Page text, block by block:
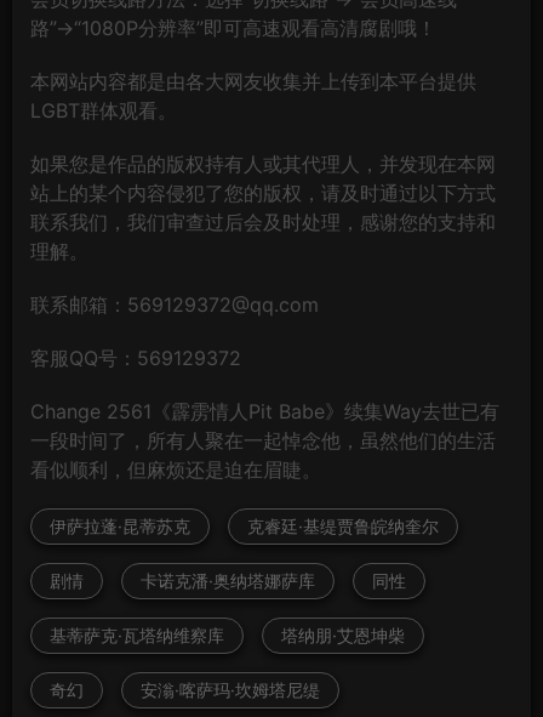
路”→“1080P分辨率”即可高速观看高清腐剧哦！
本网站内容都是由各大网友收集并上传到本平台提供
LGBT群体观看。
如果您是作品的版权持有人或其代理人，并发现在本网
站上的某个内容侵犯了您的版权，请及时通过以下方式
联系我们，我们审查过后会及时处理，感谢您的支持和
理解。
联系邮箱：569129372@qq.com
客服QQ号：569129372
Change 2561《霹雳情人Pit Babe》续集Way去世已有
一段时间了，所有人聚在一起悼念他，虽然他们的生活
看似顺利，但麻烦还是迫在眉睫。
伊萨拉蓬·昆蒂苏克 克睿廷·基缇贾鲁皖纳奎尔
剧情 卡诺克潘·奥纳塔娜萨库 同性
基蒂萨克·瓦塔纳维察库 塔纳朋·艾恩坤柴
奇幻 安滃·喀萨玛·坎姆塔尼缇